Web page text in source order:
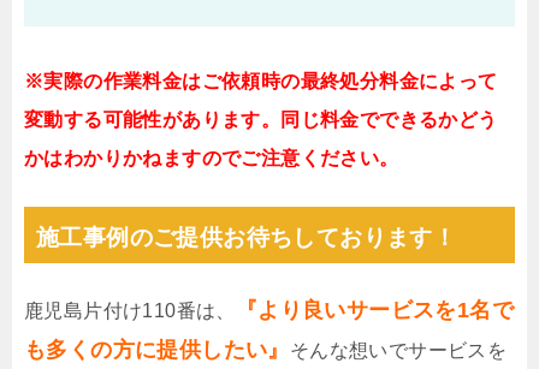
※実際の作業料金はご依頼時の最終処分料金によって
変動する可能性があります。同じ料金でできるかどう
かはわかりかねますのでご注意ください。
施工事例のご提供お待ちしております！
鹿児島片付け110番は、
『より良いサービスを1名で
も多くの方に提供したい』
そんな想いでサービスを